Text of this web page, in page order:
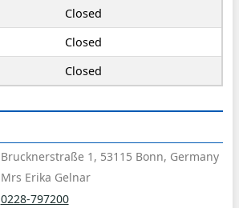
Closed
Closed
Closed
Brucknerstraße 1, 53115 Bonn, Germany
Mrs Erika Gelnar
0228-797200